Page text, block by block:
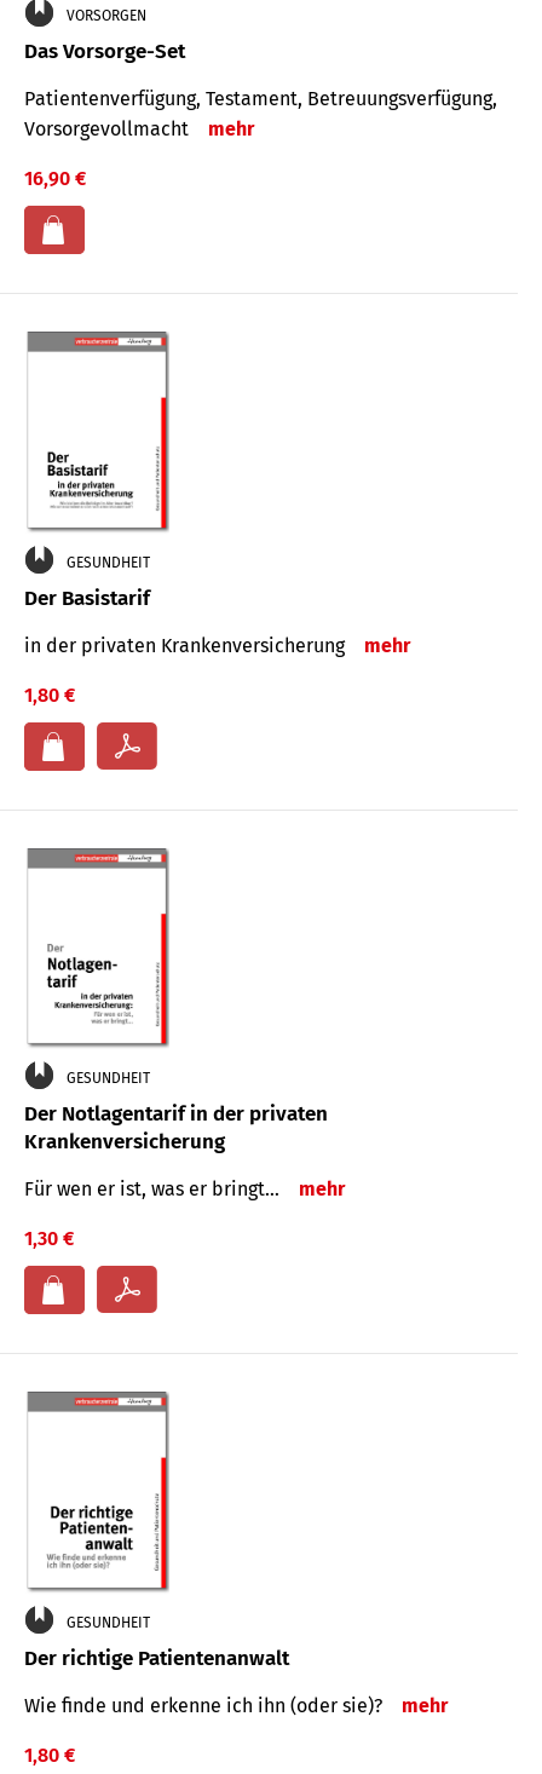
VORSORGEN
Das Vorsorge-Set
Patienten­ver­fügung, Testa­ment, Be­treuungs­verfü­gung,
Vor­sorge­voll­macht
mehr
16,90 €
GESUNDHEIT
Der Basistarif
in der privaten Kran­ken­ver­siche­rung mehr
1,80 €
GESUNDHEIT
Der Notlagentarif in der privaten
Krankenversicherung
Für wen er ist, was er bringt… mehr
1,30 €
GESUNDHEIT
Der richtige Patientenanwalt
Wie finde und erkenne ich ihn (oder sie)? mehr
1,80 €